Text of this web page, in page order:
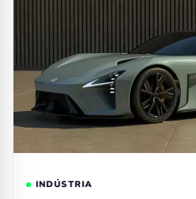
INDÚSTRIA